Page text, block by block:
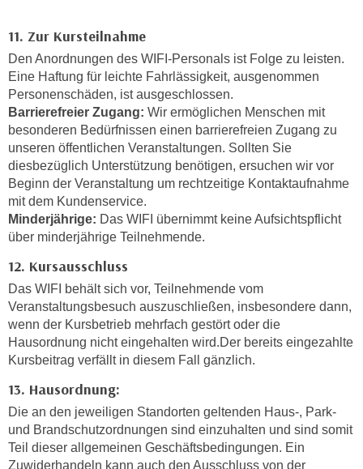
11. Zur Kursteilnahme
Den Anordnungen des WIFI-Personals ist Folge zu leisten.
Eine Haftung für leichte Fahrlässigkeit, ausgenommen
Personenschäden, ist ausgeschlossen.
Barrierefreier Zugang: Wir ermöglichen Menschen mit
besonderen Bedürfnissen einen barrierefreien Zugang zu
unseren öffentlichen Veranstaltungen. Sollten Sie
diesbezüglich Unterstützung benötigen, ersuchen wir vor
Beginn der Veranstaltung um rechtzeitige Kontaktaufnahme
mit dem Kundenservice.
Minderjährige: Das WIFI übernimmt keine Aufsichtspflicht
über minderjährige Teilnehmende.
12. Kursausschluss
Das WIFI behält sich vor, Teilnehmende vom
Veranstaltungsbesuch auszuschließen, insbesondere dann,
wenn der Kursbetrieb mehrfach gestört oder die
Hausordnung nicht eingehalten wird.Der bereits eingezahlte
Kursbeitrag verfällt in diesem Fall gänzlich.
13. Hausordnung:
Die an den jeweiligen Standorten geltenden Haus-, Park-
und Brandschutzordnungen sind einzuhalten und sind somit
Teil dieser allgemeinen Geschäftsbedingungen. Ein
Zuwiderhandeln kann auch den Ausschluss von der
i
a
u
s
e
i
n
e
a
n
g
e
n
e
h
m
e
l
i
n
o
n
e
n
b
z
o
g
e
n
D
a
t
e
a
u
c
h